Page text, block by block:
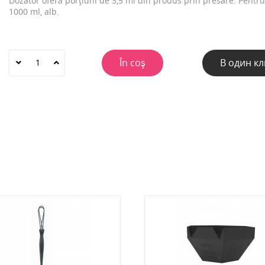
1000 ml, alb.
În coș В один